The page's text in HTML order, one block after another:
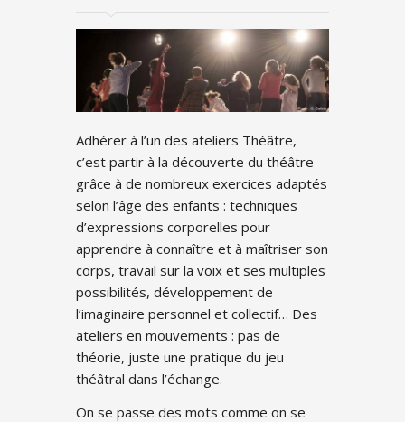
Adhérer à l’un des ateliers Théâtre,
c’est partir à la découverte du théâtre
grâce à de nombreux exercices adaptés
selon l’âge des enfants : techniques
d’expressions corporelles pour
apprendre à connaître et à maîtriser son
corps, travail sur la voix et ses multiples
possibilités, développement de
l’imaginaire personnel et collectif… Des
ateliers en mouvements : pas de
théorie, juste une pratique du jeu
théâtral dans l’échange.
On se passe des mots comme on se